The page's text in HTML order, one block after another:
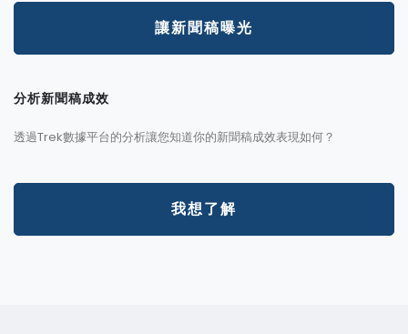
讓新聞稿曝光
分析新聞稿成效
透過Trek數據平台的分析讓您知道你的新聞稿成效表現如何？
我想了解